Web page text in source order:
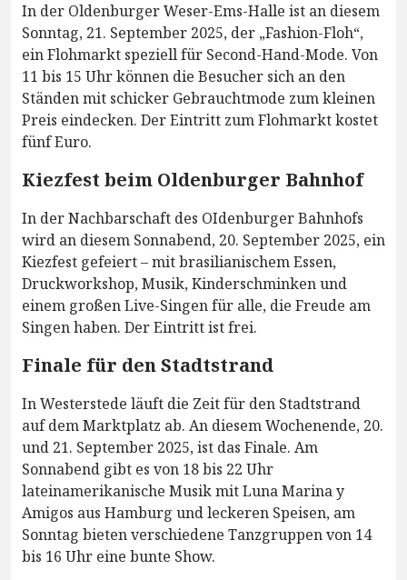
In der Oldenburger Weser-Ems-Halle ist an diesem
Sonntag, 21. September 2025, der „Fashion-Floh“,
ein Flohmarkt speziell für Second-Hand-Mode. Von
11 bis 15 Uhr können die Besucher sich an den
Ständen mit schicker Gebrauchtmode zum kleinen
Preis eindecken. Der Eintritt zum Flohmarkt kostet
fünf Euro.
Kiezfest beim Oldenburger Bahnhof
In der Nachbarschaft des OIdenburger Bahnhofs
wird an diesem Sonnabend, 20. September 2025, ein
Kiezfest gefeiert – mit brasilianischem Essen,
Druckworkshop, Musik, Kinderschminken und
einem großen Live-Singen für alle, die Freude am
Singen haben. Der Eintritt ist frei.
Finale für den Stadtstrand
In Westerstede läuft die Zeit für den Stadtstrand
auf dem Marktplatz ab. An diesem Wochenende, 20.
und 21. September 2025, ist das Finale. Am
Sonnabend gibt es von 18 bis 22 Uhr
lateinamerikanische Musik mit Luna Marina y
Amigos aus Hamburg und leckeren Speisen, am
Sonntag bieten verschiedene Tanzgruppen von 14
bis 16 Uhr eine bunte Show.